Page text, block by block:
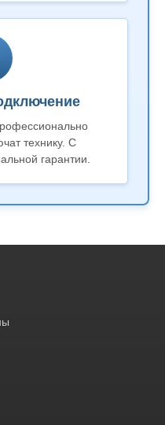
технику. С
гарантии.